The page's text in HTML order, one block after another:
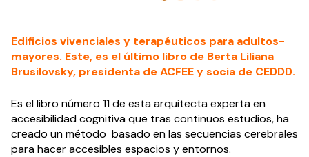
Edificios vivenciales y terapéuticos para adultos-
mayores. Este, es el último libro de Berta Liliana
Brusilovsky, presidenta de ACFEE y socia de CEDDD.
Es el libro número 11 de esta arquitecta experta en
accesibilidad cognitiva que tras continuos estudios, ha
creado un método basado en las secuencias cerebrales
para hacer accesibles espacios y entornos.